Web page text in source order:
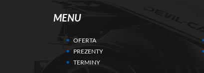
MENU
OFERTA
PREZENTY
TERMINY